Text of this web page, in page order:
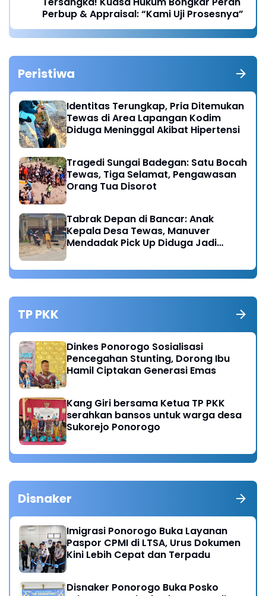
Perbup & Appraisal: “Kami Uji Prosesnya”
Peristiwa
Identitas Terungkap, Pria Ditemukan
Tewas di Area Lapangan Kodim
Diduga Meninggal Akibat Hipertensi
Tragedi Sungai Badegan: Satu Bocah
Tewas, Tiga Selamat, Pengawasan
Orang Tua Disorot
Tabrak Depan di Bancar: Anak
Kepala Desa Tewas, Manuver
Mendadak Pick Up Diduga Jadi
TP PKK
Dinkes Ponorogo Sosialisasi
Pencegahan Stunting, Dorong Ibu
Hamil Ciptakan Generasi Emas
Kang Giri bersama Ketua TP PKK
serahkan bansos untuk warga desa
Sukorejo Ponorogo
Disnaker
Imigrasi Ponorogo Buka Layanan
Paspor CPMI di LTSA, Urus Dokumen
Kini Lebih Cepat dan Terpadu
Disnaker Ponorogo Buka Posko